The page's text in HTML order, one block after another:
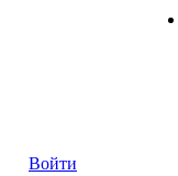
Войти